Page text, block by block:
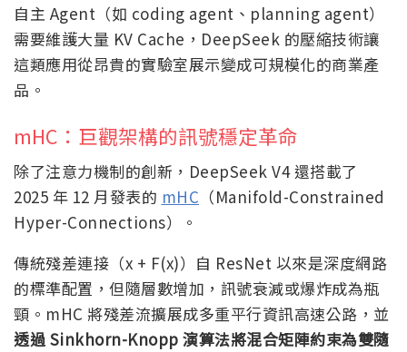
自主 Agent（如 coding agent、planning agent）
需要維護大量 KV Cache，DeepSeek 的壓縮技術讓
這類應用從昂貴的實驗室展示變成可規模化的商業產
品。
mHC：巨觀架構的訊號穩定革命
除了注意力機制的創新，DeepSeek V4 還搭載了
2025 年 12 月發表的 mHC （Manifold-Constrained
Hyper-Connections）。
傳統殘差連接（x + F(x)）自 ResNet 以來是深度網路
的標準配置，但隨層數增加，訊號衰減或爆炸成為瓶
頸。mHC 將殘差流擴展成多重平行資訊高速公路，並
透過 Sinkhorn-Knopp 演算法將混合矩陣約束為雙隨